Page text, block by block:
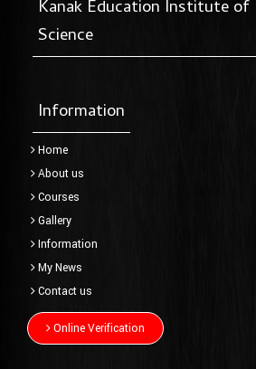
Kanak Education Institute of
Science
Information
Home
About us
Courses
Gallery
Information
My News
Contact us
Online Verification